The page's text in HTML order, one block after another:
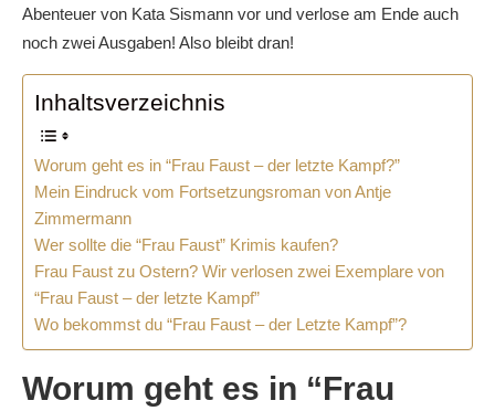
Abenteuer von Kata Sismann vor und verlose am Ende auch
noch zwei Ausgaben! Also bleibt dran!
Inhaltsverzeichnis
Worum geht es in “Frau Faust – der letzte Kampf?”
Mein Eindruck vom Fortsetzungsroman von Antje
Zimmermann
Wer sollte die “Frau Faust” Krimis kaufen?
Frau Faust zu Ostern? Wir verlosen zwei Exemplare von
“Frau Faust – der letzte Kampf”
Wo bekommst du “Frau Faust – der Letzte Kampf”?
Worum geht es in “Frau